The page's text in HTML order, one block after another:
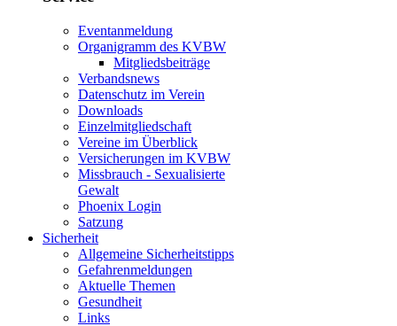
Eventanmeldung
Organigramm des KVBW
Mitgliedsbeiträge
Verbandsnews
Datenschutz im Verein
Downloads
Einzelmitgliedschaft
Vereine im Überblick
Versicherungen im KVBW
Missbrauch - Sexualisierte
Gewalt
Phoenix Login
Satzung
Sicherheit
Allgemeine Sicherheitstipps
Gefahrenmeldungen
Aktuelle Themen
Gesundheit
Links